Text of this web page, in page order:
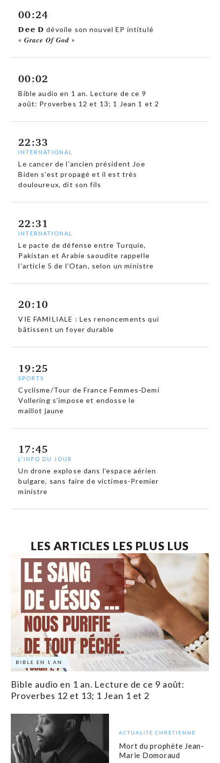
00:24
𝗗𝗲𝗲 𝗗 dévoile son nouvel EP intitulé
« 𝑮𝒓𝒂𝒄𝒆 𝑶𝒇 𝑮𝒐𝒅 »
00:02
Bible audio en 1 an. Lecture de ce 9
août: Proverbes 12 et 13; 1 Jean 1 et 2
22:33
INTERNATIONAL
Le cancer de l’ancien président Joe
Biden s’est propagé et il est très
douloureux, dit son fils
22:31
INTERNATIONAL
Le pacte de défense entre Turquie,
Pakistan et Arabie saoudite rappelle
l’article 5 de l’Otan, selon un ministre
20:10
VIE FAMILIALE : Les renoncements qui
bâtissent un foyer durable
19:25
SPORTS
Cyclisme/Tour de France Femmes-Demi
Vollering s’impose et endosse le
maillot jaune
17:45
L'INFO DU JOUR
Un drone explose dans l’espace aérien
bulgare, sans faire de victimes-Premier
ministre
LES ARTICLES LES PLUS LUS
BIBLE EN 1 AN
Bible audio en 1 an. Lecture de ce 9 août:
Proverbes 12 et 13; 1 Jean 1 et 2
ACTUALITÉ CHRÉTIENNE
Mort du prophète Jean-
Marie Domoraud